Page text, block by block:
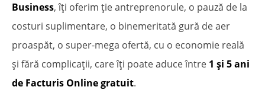
Business, îți oferim ție antreprenorule, o pauză de la
costuri suplimentare, o binemeritată gură de aer
proaspăt, o super-mega ofertă, cu o economie reală
și fără complicații, care îți poate aduce între 1 și 5 ani
de Facturis Online gratuit.